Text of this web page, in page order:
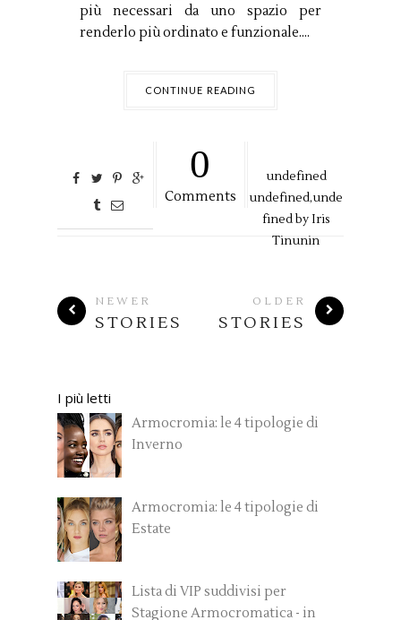
più necessari da uno spazio per
renderlo più ordinato e funzionale....
CONTINUE READING
0
Comments
undefined
undefined,unde
fined byIris
Tinunin
NEWER
STORIES
OLDER
STORIES
I più letti
Armocromia: le 4 tipologie di
Inverno
Armocromia: le 4 tipologie di
Estate
Lista di VIP suddivisi per
Stagione Armocromatica - in